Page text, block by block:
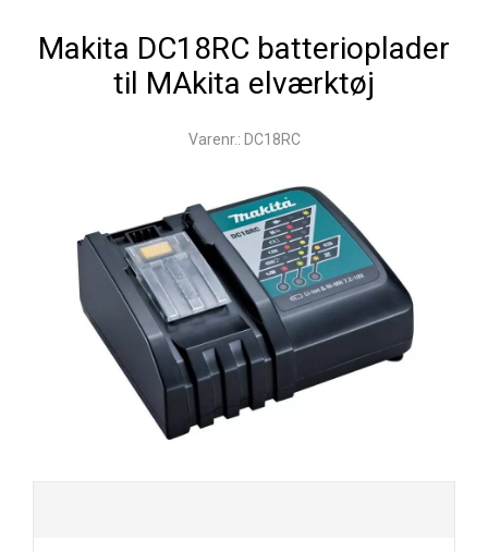
Makita DC18RC batterioplader
til MAkita elværktøj
Varenr.: DC18RC